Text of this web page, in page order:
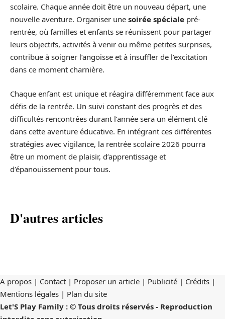
scolaire. Chaque année doit être un nouveau départ, une
nouvelle aventure. Organiser une soirée spéciale pré-
rentrée, où familles et enfants se réunissent pour partager
leurs objectifs, activités à venir ou même petites surprises,
contribue à soigner l’angoisse et à insuffler de l’excitation
dans ce moment charnière.
Chaque enfant est unique et réagira différemment face aux
défis de la rentrée. Un suivi constant des progrès et des
difficultés rencontrées durant l’année sera un élément clé
dans cette aventure éducative. En intégrant ces différentes
stratégies avec vigilance, la rentrée scolaire 2026 pourra
être un moment de plaisir, d’apprentissage et
d’épanouissement pour tous.
D'autres articles
A propos | Contact | Proposer un article | Publicité | Crédits |
Mentions légales | Plan du site
Let'S Play Family : © Tous droits réservés - Reproduction